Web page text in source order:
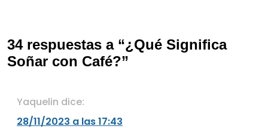
34 respuestas a “¿Qué Significa
Soñar con Café?”
Yaquelin dice:
28/11/2023 a las 17:43